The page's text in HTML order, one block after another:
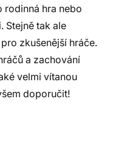
rodinná hra nebo
Stejně tak ale
zkušenější hráče.
a zachování
velmi vítanou
doporučit!